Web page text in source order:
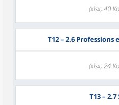
(xlsx, 40
T12– 2.6 Professions
(xlsx, 24
T13– 2.7